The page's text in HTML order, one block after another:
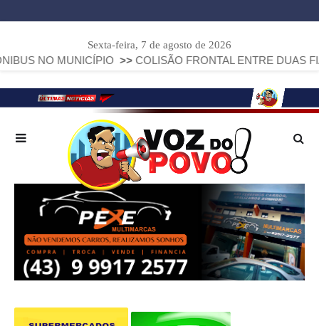
Sexta-feira, 7 de agosto de 2026
>> COLISÃO FRONTAL ENTRE DUAS FIAT